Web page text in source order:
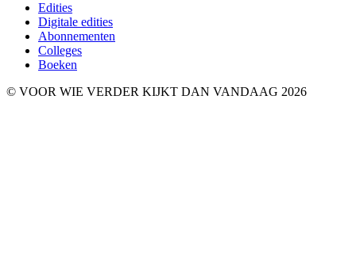
Edities
Digitale edities
Abonnementen
Colleges
Boeken
© VOOR WIE VERDER KIJKT DAN VANDAAG 2026